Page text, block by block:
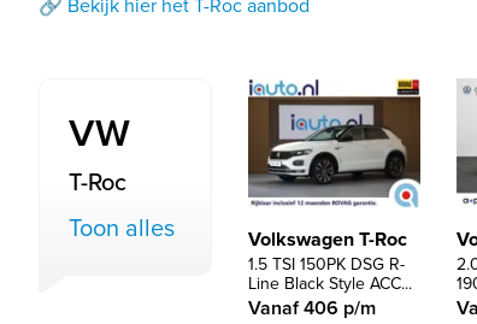
🔗 Bekijk hier het T-Roc aanbod
VW
T-Roc
Toon alles Volkswagen T-Roc
1.5 TSI 150PK DSG R-
Line Black Style ACC...
Vanaf 406 p/m